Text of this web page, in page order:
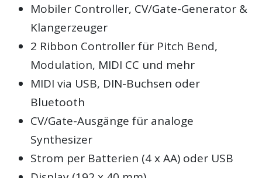
Mobiler Controller, CV/Gate-Generator &
Klangerzeuger
2 Ribbon Controller für Pitch Bend,
Modulation, MIDI CC und mehr
MIDI via USB, DIN-Buchsen oder
Bluetooth
CV/Gate-Ausgänge für analoge
Synthesizer
Strom per Batterien (4 x AA) oder USB